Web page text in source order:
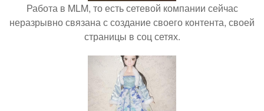
Работа в MLM, то есть сетевой компании сейчас
неразрывно связана с создание своего контента, своей
страницы в соц сетях.